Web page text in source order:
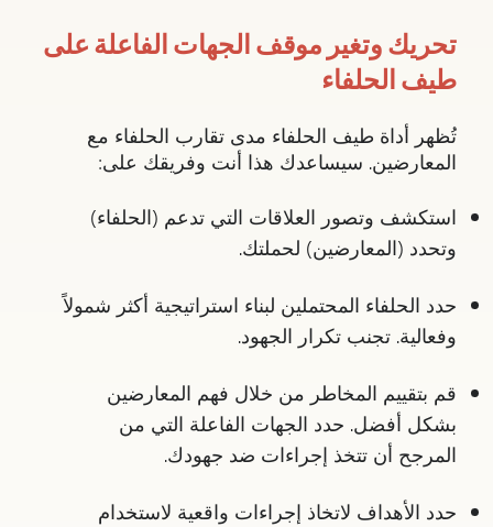
تحريك وتغير موقف الجهات الفاعلة على
طيف الحلفاء
تُظهر أداة طيف الحلفاء مدى تقارب الحلفاء مع
المعارضين. سيساعدك هذا أنت وفريقك على:
استكشف وتصور العلاقات التي تدعم (الحلفاء)
وتحدد (المعارضين) لحملتك.
حدد الحلفاء المحتملين لبناء استراتيجية أكثر شمولاً
وفعالية. تجنب تكرار الجهود.
قم بتقييم المخاطر من خلال فهم المعارضين
بشكل أفضل. حدد الجهات الفاعلة التي من
المرجح أن تتخذ إجراءات ضد جهودك.
حدد الأهداف لاتخاذ إجراءات واقعية لاستخدام